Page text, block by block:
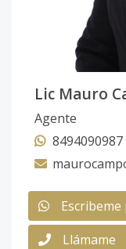
Lic Mauro
Agente
8494090987
Llámame